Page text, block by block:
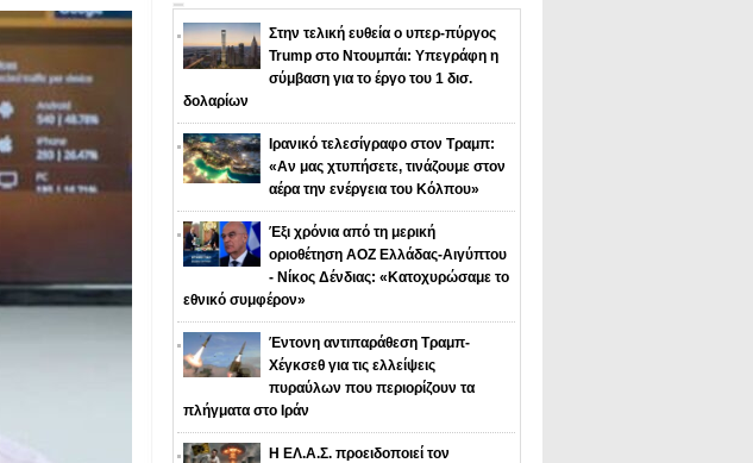
Στην τελική ευθεία ο υπερ-πύργος
Trump στο Ντουμπάι: Υπεγράφη η
σύμβαση για το έργο του 1 δισ.
δολαρίων
Ιρανικό τελεσίγραφο στον Τραμπ:
«Αν μας χτυπήσετε, τινάζουμε στον
αέρα την ενέργεια του Κόλπου»
Έξι χρόνια από τη μερική
οριοθέτηση ΑΟΖ Ελλάδας-Αιγύπτου
- Νίκος Δένδιας: «Κατοχυρώσαμε το
εθνικό συμφέρον»
Έντονη αντιπαράθεση Τραμπ-
Χέγκσεθ για τις ελλείψεις
πυραύλων που περιορίζουν τα
πλήγματα στο Ιράν
Η ΕΛ.Α.Σ. προειδοποιεί τον